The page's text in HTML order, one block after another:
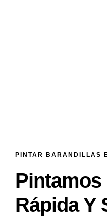
PINTAR BARANDILLAS
Pintamos
Rápida Y